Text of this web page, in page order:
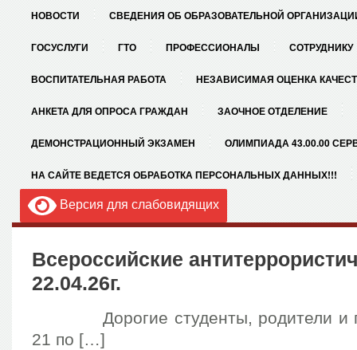
НОВОСТИ СВЕДЕНИЯ ОБ ОБРАЗОВАТЕЛЬНОЙ
ГОСУСЛУГИ ГТО ПРОФЕССИОНАЛЫ СОТРУДНИКУ
ВОСПИТАТЕЛЬНАЯ РАБОТА НЕЗАВИСИМАЯ ОЦЕНКА
АНКЕТА ДЛЯ ОПРОСА ГРАЖДАН ЗАОЧНОЕ ОТДЕЛЕНИЕ
ДЕМОНСТРАЦИОННЫЙ ЭКЗАМЕН ОЛИМПИАДА 43.00.00
НА САЙТЕ ВЕДЕТСЯ ОБРАБОТКА ПЕРСОНАЛЬНЫХ ДАННЫХ!!!
Версия для слабовидящих
Всероссийские
22.04.26г.
Дорогие студенты, родители и
21 по […]